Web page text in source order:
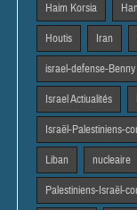
Haim Korsia
Houtis Iran
israel-defense-
Israel Actiualités
Israël-Palestiniens-
Liban nucleaire
Palestiniens-Israël-